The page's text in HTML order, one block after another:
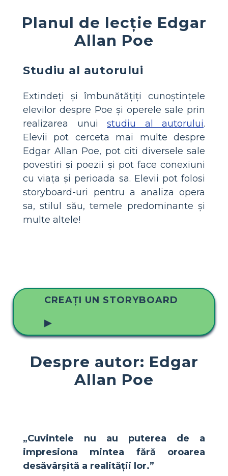
Planul de lecție Edgar
Allan Poe
Studiu al autorului
Extindeți și îmbunătățiți cunoștințele
elevilor despre Poe și operele sale prin
realizarea unui studiu al autorului.
Elevii pot cerceta mai multe despre
Edgar Allan Poe, pot citi diversele sale
povestiri și poezii și pot face conexiuni
cu viața și perioada sa. Elevii pot folosi
storyboard-uri pentru a analiza opera
sa, stilul său, temele predominante și
multe altele!
CREAȚI UN STORYBOARD
▶
Despre autor: Edgar
Allan Poe
„Cuvintele nu au puterea de a
impresiona mintea fără oroarea
desăvârșită a realității lor.”